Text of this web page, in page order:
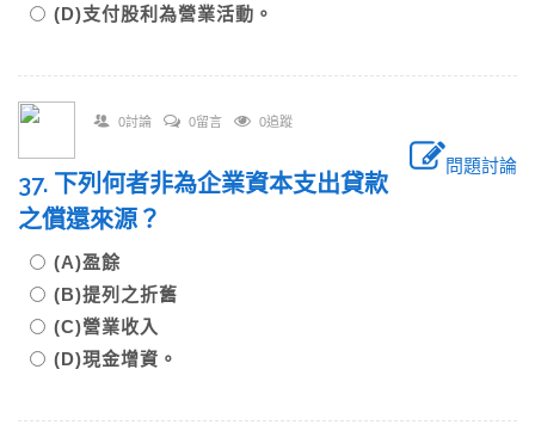
(D)支付股利為營業活動。
0討論 0留言 0追蹤
問題討論
37. 下列何者非為企業資本支出貸款
之償還來源？
(A)盈餘
(B)提列之折舊
(C)營業收入
(D)現金增資。